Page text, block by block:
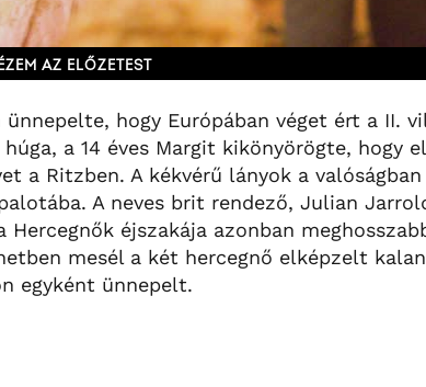
AZ ELŐZETEST
hogy Európában véget ért a II.
a 14 éves Margit kikönyörögte, hogy
a Ritzben. A kékvérű lányok a
A neves brit rendező, Julian
éjszakája azonban
mesél a két hercegnő elképzelt
egyként ünnepelt.